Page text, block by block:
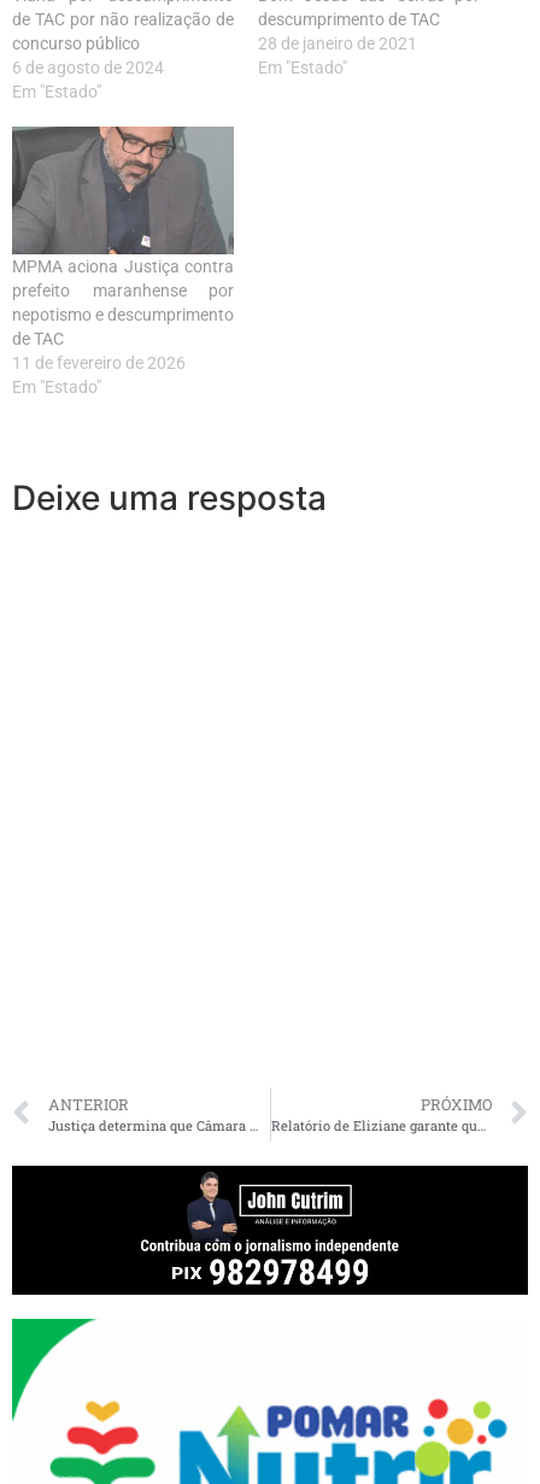
de TAC por não realização de
concurso público
6 de agosto de 2024
Em "Estado"
descumprimento de TAC
28 de janeiro de 2021
Em "Estado"
MPMA aciona Justiça contra
prefeito maranhense por
nepotismo e descumprimento
de TAC
11 de fevereiro de 2026
Em "Estado"
Deixe uma resposta
ANTERIOR PRÓXIMO